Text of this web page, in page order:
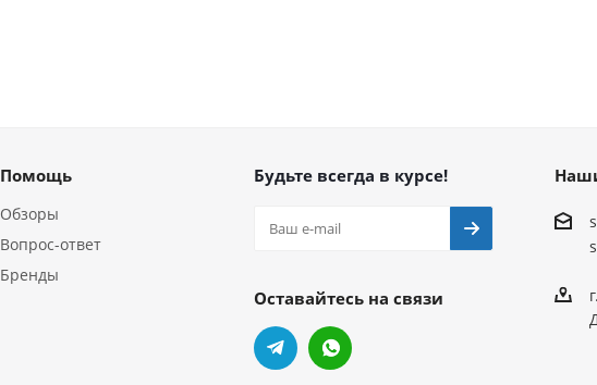
Помощь
Обзоры
Вопрос-ответ
Бренды
Будьте всегда в курсе!
Оставайтесь на связи